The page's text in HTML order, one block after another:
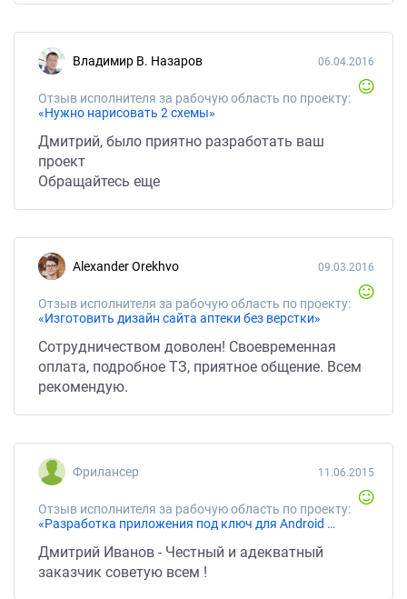
Владимир В. Назаров
Отзыв исполнителя за рабочую область по проекту:
«Нужно нарисовать 2 схемы»
06.04.2016
Дмитрий, было приятно разработать ваш
проект
Обращайтесь еще
Alexander Orekhvo
Отзыв исполнителя за рабочую область по проекту:
«Изготовить дизайн сайта аптеки без верстки»
09.03.2016
Сотрудничеством доволен! Своевременная
оплата, подробное ТЗ, приятное общение. Всем
рекомендую.
Фрилансер
Отзыв исполнителя за рабочую область по проекту:
«Разработка приложения под ключ для Android и iPhone»
11.06.2015
Дмитрий Иванов - Честный и адекватный
заказчик советую всем !